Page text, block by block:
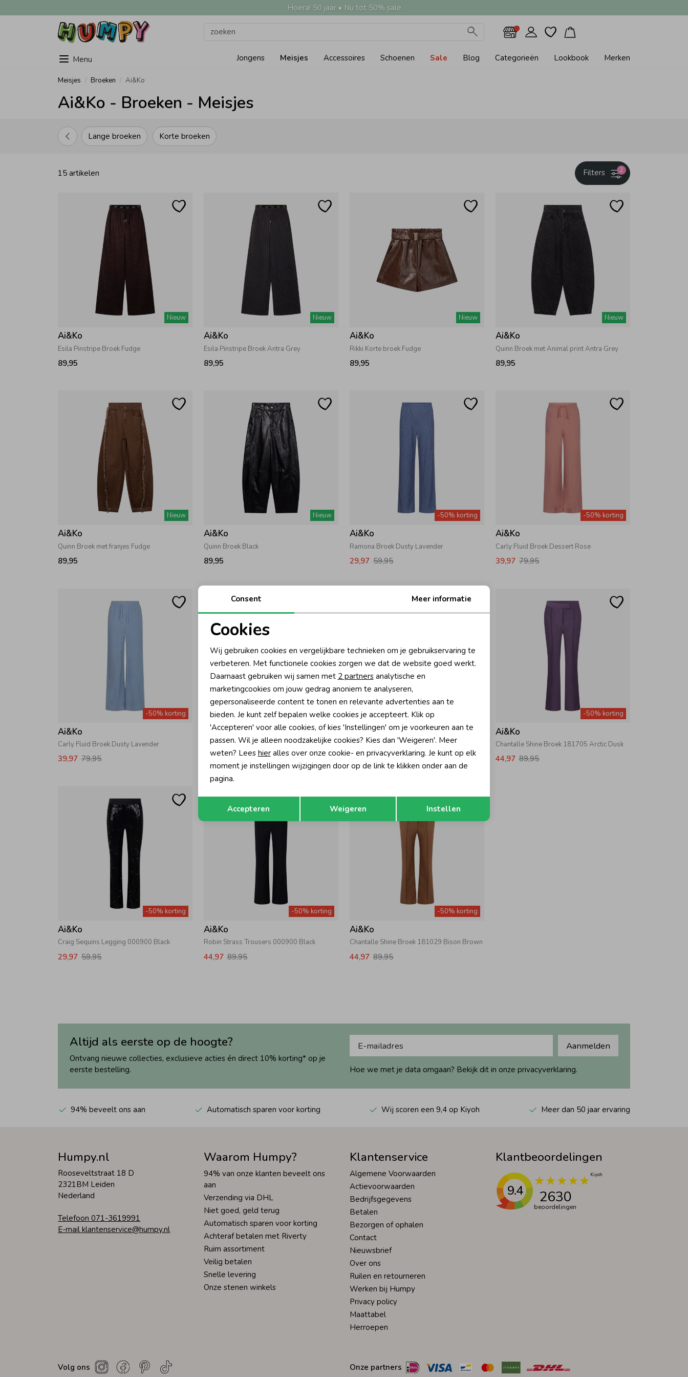
Hoera! 50 jaar • Nu tot 50% sale
Menu Jongens Meisjes Accessoires Schoenen Sale Blog Categorieën Lookbook Merken
Meisjes Broeken Ai&Ko
Ai&Ko - Broeken - Meisjes
Korte broeken
Lange broeken
15 artikelen 2
Filters
Nieuw
Ai&Ko
Esila Pinstripe Broek Fudge
89,95
Nieuw
Ai&Ko
Esila Pinstripe Broek Antra Grey
89,95
Nieuw
Ai&Ko
Rikki Korte broek Fudge
89,95
Nieuw
Ai&Ko
Quinn Broek met Animal print Antra Grey
89,95
Nieuw
Ai&Ko
Quinn Broek met franjes Fudge
89,95
Nieuw
Ai&Ko
Quinn Broek Black
89,95
-50% korting
Ai&Ko
Ramona Broek Dusty Lavender
29,97 59,95
-50% korting
Ai&Ko
Carly Fluid Broek Dessert Rose
39,97 79,95
-50% korting
Ai&Ko
Carly Fluid Broek Dusty Lavender
39,97 79,95
-50% korting
Ai&Ko
Rikki Korte broek Light Khaki
29,97 59,95
Ai&Ko
Clover Lurex Korte broek Dessert Rose
34,97 69,95
-50% korting
Ai&Ko
Chantalle Shine Broek 181705 Arctic Dusk
44,97 89,95
-50% korting
Ai&Ko
Craig Sequins Legging 000900 Black
29,97 59,95
-50% korting
Ai&Ko
Robin Strass Trousers 000900 Black
44,97 89,95
-50% korting
Ai&Ko
Chantalle Shine Broek 181029 Bison Brown
44,97 89,95
Altijd als eerste op de hoogte?
Ontvang nieuwe collecties, exclusieve acties én direct 10% korting* op je
eerste bestelling.
Aanmelden
Hoe we met je data omgaan? Bekijk dit in onze privacyverklaring.
94% beveelt ons aan Automatisch sparen voor korting Wij scoren een 9,4 op Kiyoh Meer dan 50 jaar ervaring
Humpy.nl
Rooseveltstraat 18 D
2321BM Leiden
Nederland
Telefoon 071-3619991
E-mail klantenservice@humpy.nl
Waarom Humpy?
94% van onze klanten beveelt ons
aan
Verzending via DHL
Niet goed, geld terug
Automatisch sparen voor korting
Achteraf betalen met Riverty
Ruim assortiment
Veilig betalen
Snelle levering
Onze stenen winkels
Klantenservice
Algemene Voorwaarden
Actievoorwaarden
Bedrijfsgegevens
Betalen
Bezorgen of ophalen
Contact
Nieuwsbrief
Over ons
Ruilen en retourneren
Werken bij Humpy
Privacy policy
Maattabel
Herroepen
Klantbeoordelingen
9.4 2630
beoordelingen
Volg ons Onze partners
Noodzakelijke cookies
Analytische cookies Marketing cookies
Opslaan
Consent Meer informatie
Cookies
Wij gebruiken cookies en vergelijkbare technieken om je gebruikservaring te
verbeteren. Met functionele cookies zorgen we dat de website goed werkt.
Daarnaast gebruiken wij samen met 2 partnersanalytische en
marketingcookies om jouw gedrag anoniem te analyseren,
gepersonaliseerde content te tonen en relevante advertenties aan te
bieden. Je kunt zelf bepalen welke cookies je accepteert. Klik op
'Accepteren' voor alle cookies, of kies 'Instellingen' om je voorkeuren aan te
passen. Wil je alleen noodzakelijke cookies? Kies dan 'Weigeren'. Meer
weten? Lees hieralles over onze cookie- en privacyverklaring. Je kunt op elk
moment je instellingen wijzigingen door op de link te klikken onder aan de
pagina.
Accepteren Weigeren Instellen